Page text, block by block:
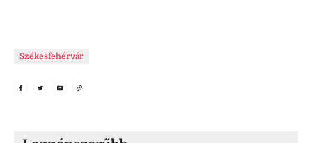
Székesfehérvár